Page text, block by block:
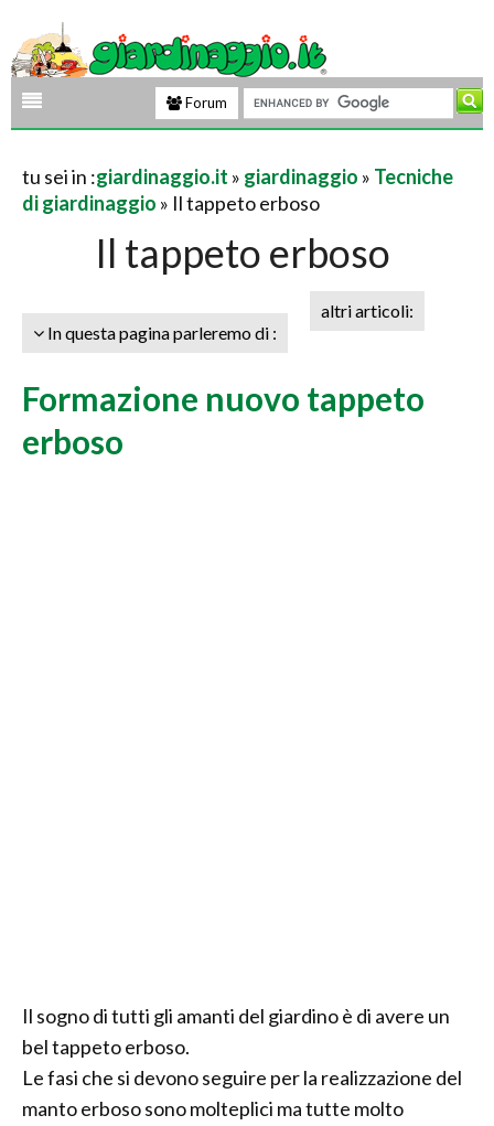
Forum
tu sei in :giardinaggio.it » giardinaggio » Tecniche
di giardinaggio » Il tappeto erboso
Il tappeto erboso
In questa pagina parleremo di :
altri articoli:
Formazione nuovo tappeto
erboso
Il sogno di tutti gli amanti del giardino è di avere un
bel tappeto erboso.
Le fasi che si devono seguire per la realizzazione del
manto erboso sono molteplici ma tutte molto